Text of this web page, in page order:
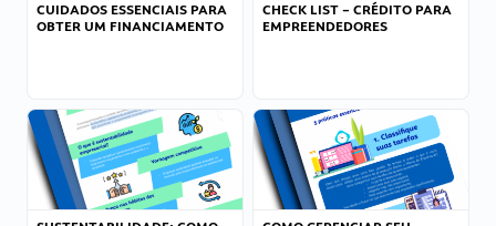
CUIDADOS ESSENCIAIS PARA
OBTER UM FINANCIAMENTO
CHECK LIST – CRÉDITO PARA
EMPREENDEDORES